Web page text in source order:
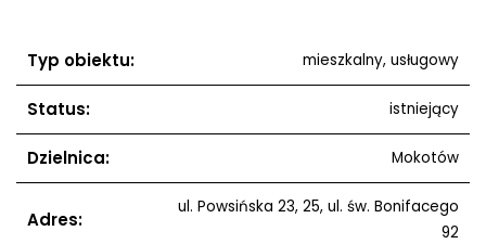
Typ obiektu: mieszkalny, usługowy
Status: istniejący
Dzielnica: Mokotów
Adres:
ul. Powsińska 23, 25, ul. św. Bonifacego
92